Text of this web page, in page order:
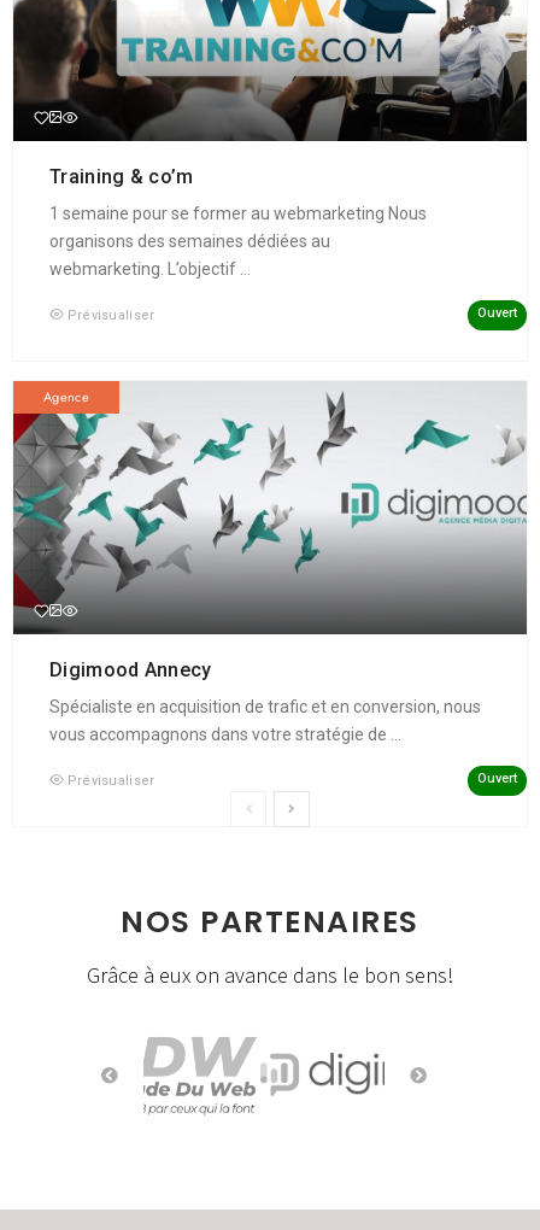
Training & co’m
1 semaine pour se former au webmarketing Nous
organisons des semaines dédiées au
webmarketing. L’objectif ...
Prévisualiser Ouvert
Agence
Digimood Annecy
Spécialiste en acquisition de trafic et en conversion, nous
vous accompagnons dans votre stratégie de ...
Prévisualiser Ouvert
NOS PARTENAIRES
Grâce à eux on avance dans le bon sens!